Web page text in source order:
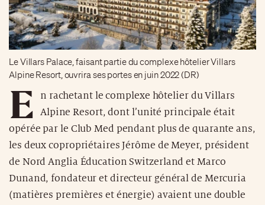
Le Villars Palace, faisant partie du complexe hôtelier Villars
Alpine Resort, ouvrira ses portes en juin 2022 (DR)
E
n rachetant le complexe hôtelier du Villars
Alpine Resort, dont l’unité principale était
opérée par le Club Med pendant plus de quarante ans,
les deux copropriétaires Jérôme de Meyer, président
de Nord Anglia Éducation Switzerland et Marco
Dunand, fondateur et directeur général de Mercuria
(matières premières et énergie) avaient une double